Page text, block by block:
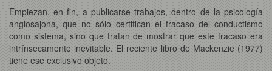
Empiezan, en fin, a publicarse trabajos, dentro de la psicología
anglosajona, que no sólo certifican el fracaso del conductismo
como sistema, sino que tratan de mostrar que este fracaso era
intrínsecamente inevitable. El reciente libro de Mackenzie (1977)
tiene ese exclusivo objeto.